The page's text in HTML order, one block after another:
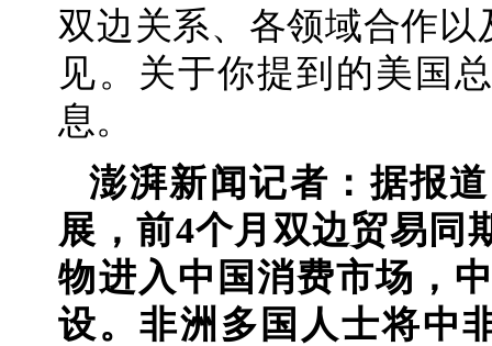
双边关系、各领域合作
见。关于你提到的美国
息。
澎湃新闻记者：据报
展，前4个月双边贸易同
物进入中国消费市场，
设。非洲多国人士将中